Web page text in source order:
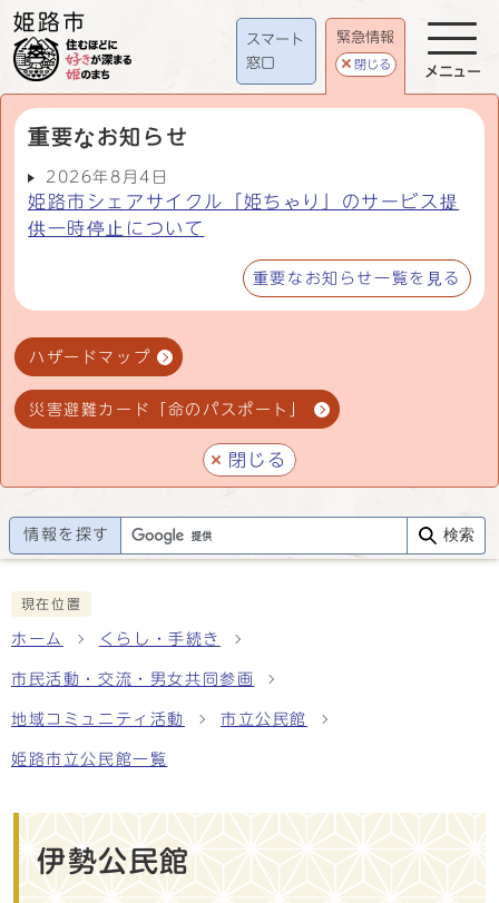
スマート
窓口
緊急情報
閉じる
重要なお知らせ
2026年8月4日
姫路市シェアサイクル「姫ちゃり」のサービス提
供一時停止について
重要なお知らせ一覧を見る
ハザードマップ
災害避難カード「命のパスポート」
閉じる
メニュー
情報を探す 検索
現在位置
ホーム くらし・手続き
市民活動・交流・男女共同参画
地域コミュニティ活動 市立公民館
姫路市立公民館一覧
伊勢公民館